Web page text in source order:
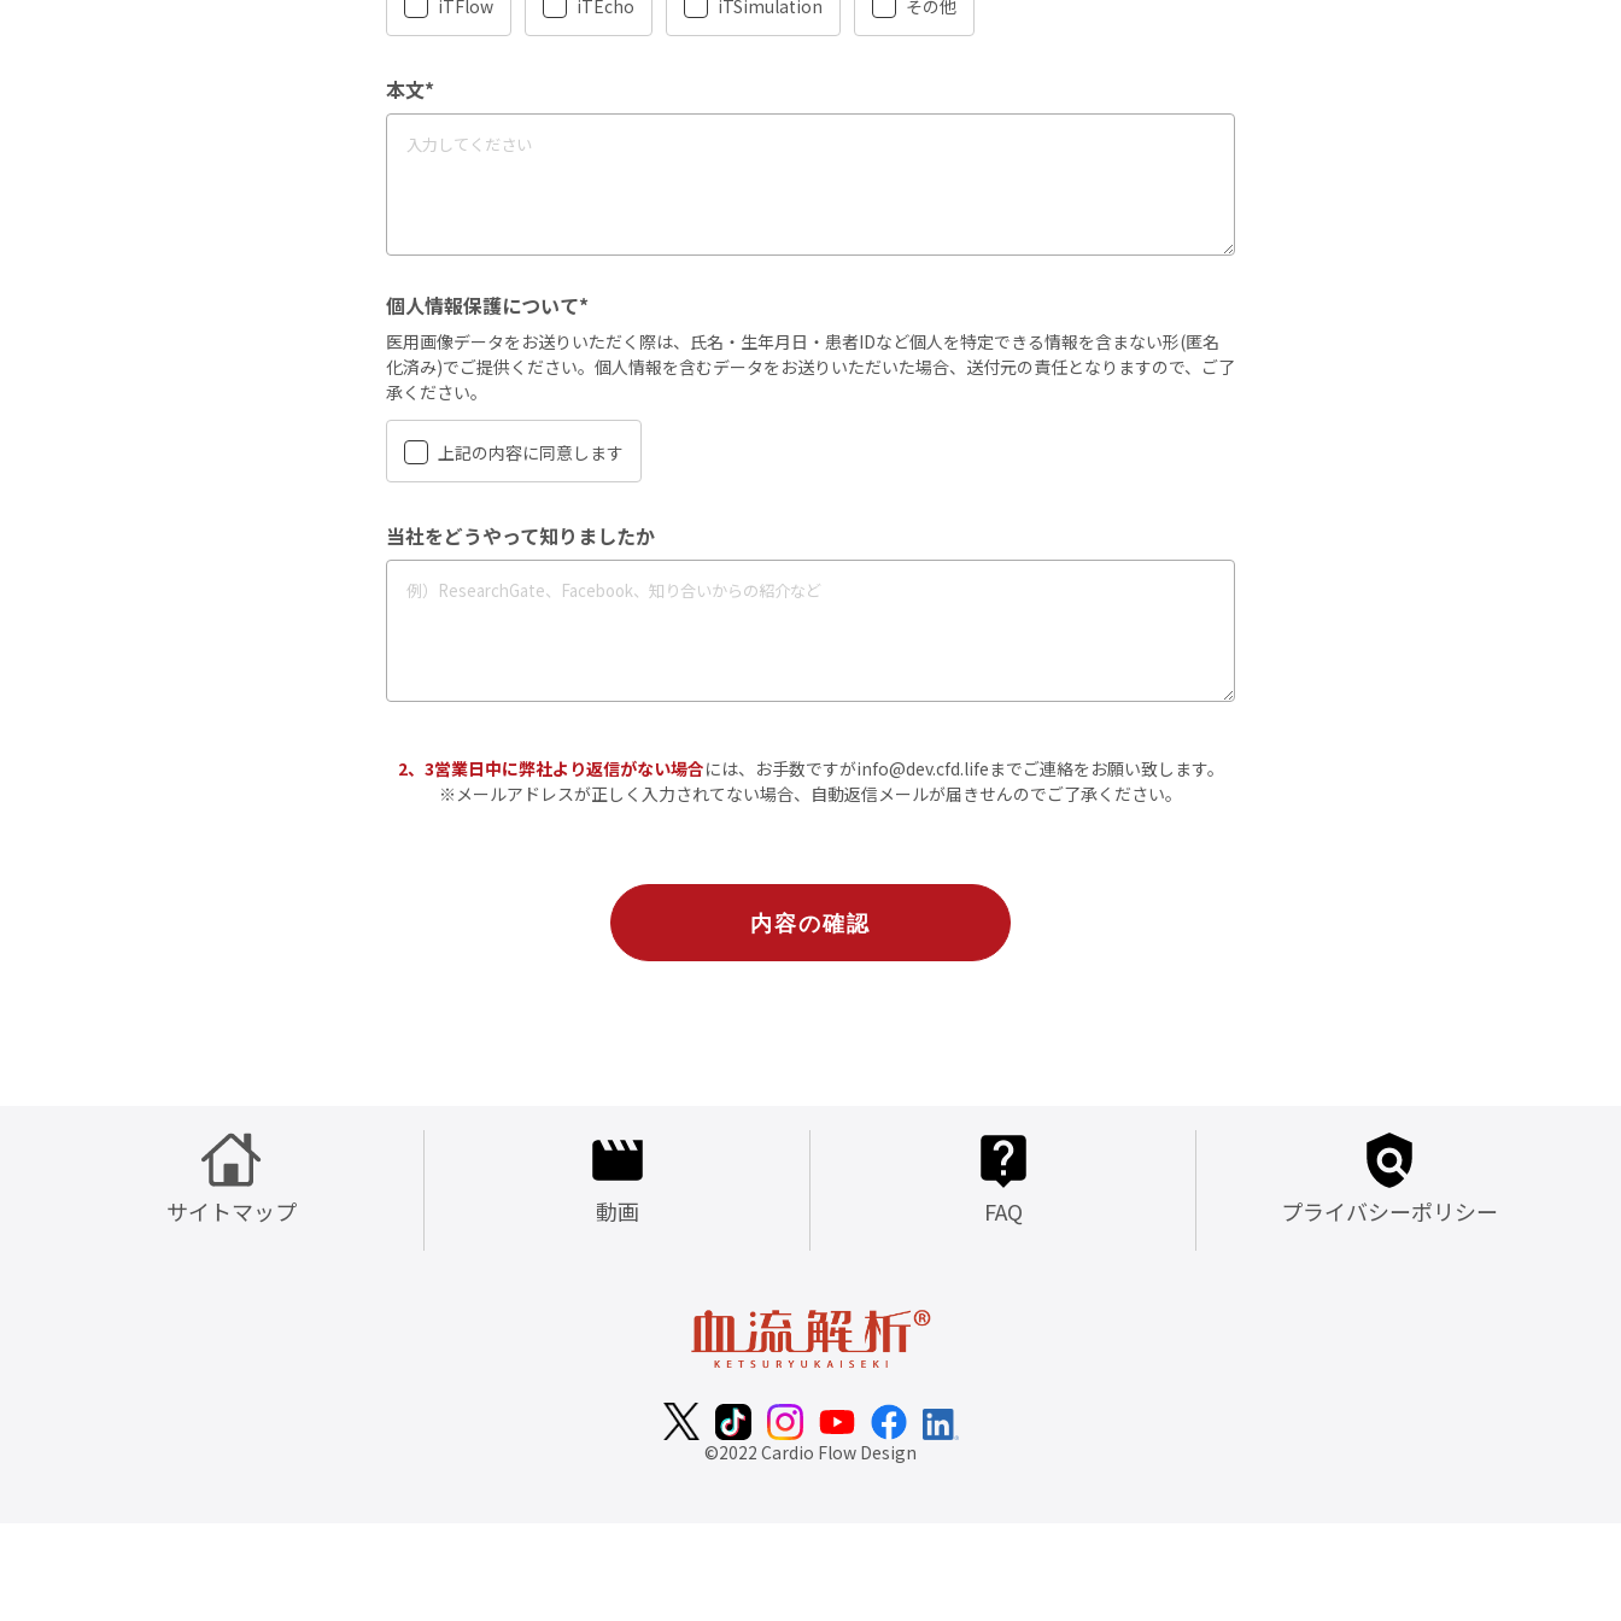
iTFlow iTEcho iTSimulation その他
本文*
個人情報保護について*
医用画像データをお送りいただく際は、氏名・生年月日・患者IDなど個人を特定できる情報を含まない形(匿名
化済み)でご提供ください。個人情報を含むデータをお送りいただいた場合、送付元の責任となりますので、ご了
承ください。
上記の内容に同意します
当社をどうやって知りましたか
2、3営業日中に弊社より返信がない場合には、お手数ですがinfo@dev.cfd.lifeまでご連絡をお願い致します。
※メールアドレスが正しく入力されてない場合、自動返信メールが届きせんのでご了承ください。
サイトマップ 動画 FAQ プライバシーポリシー
©2022 Cardio Flow Design